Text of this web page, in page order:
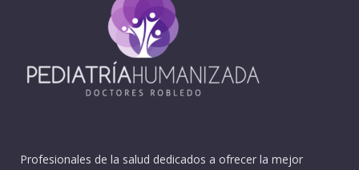
Profesionales de la salud dedicados a ofrecer la mejor